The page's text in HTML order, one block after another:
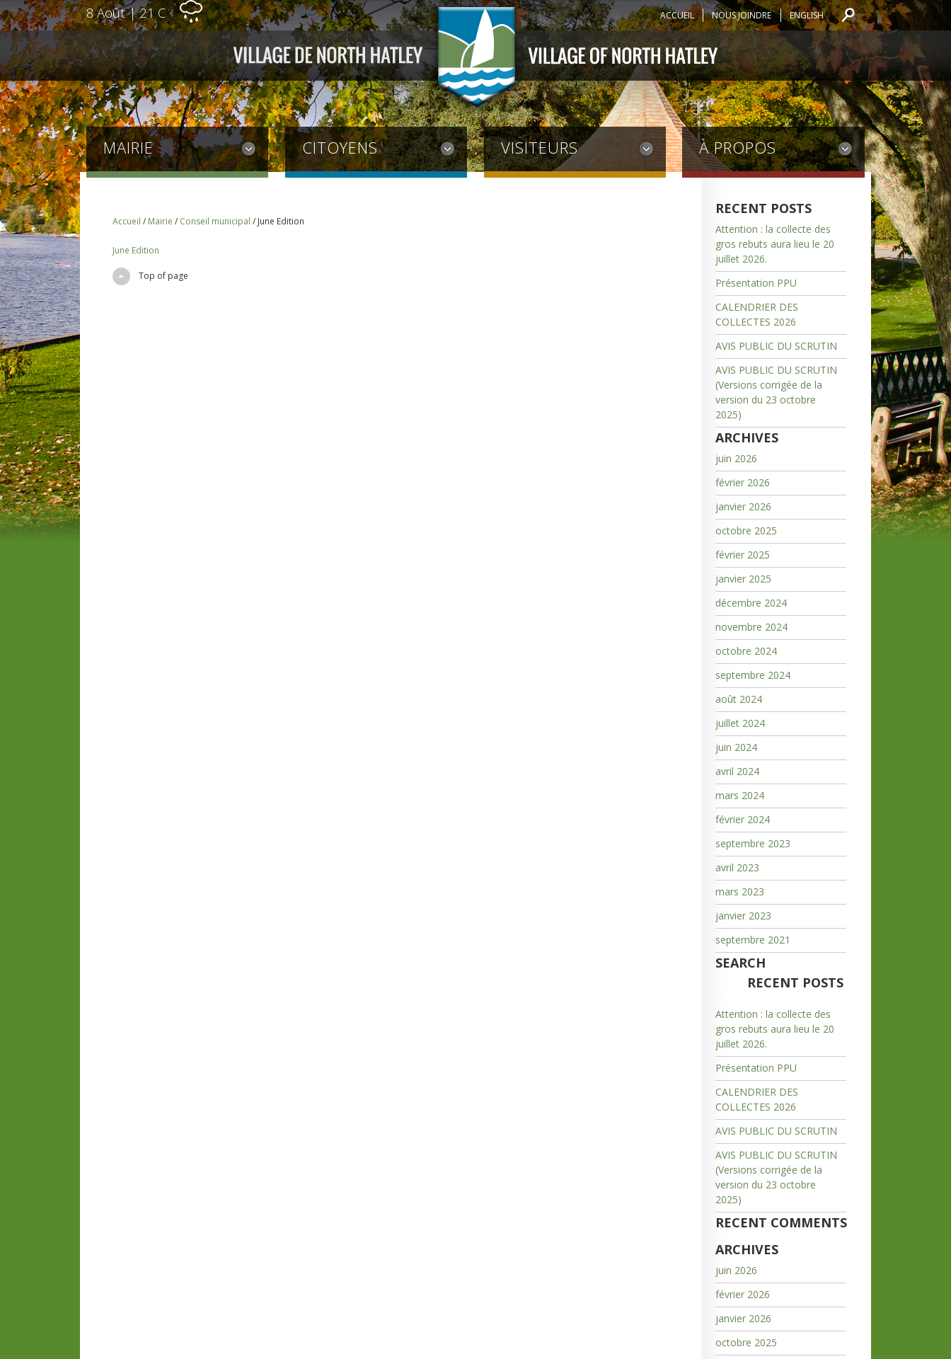
8 Août | 21 C ACCUEIL NOUS JOINDRE ENGLISH
MAIRIE CITOYENS VISITEURS À PROPOS
Accueil / Mairie / Conseil municipal / June Edition
June Edition
Top of page
RECENT POSTS
Attention : la collecte des
gros rebuts aura lieu le 20
juillet 2026.
Présentation PPU
CALENDRIER DES
COLLECTES 2026
AVIS PUBLIC DU SCRUTIN
AVIS PUBLIC DU SCRUTIN
(Versions corrigée de la
version du 23 octobre
2025)
ARCHIVES
juin 2026
février 2026
janvier 2026
octobre 2025
février 2025
janvier 2025
décembre 2024
novembre 2024
octobre 2024
septembre 2024
août 2024
juillet 2024
juin 2024
avril 2024
mars 2024
février 2024
septembre 2023
avril 2023
mars 2023
janvier 2023
septembre 2021
SEARCH
RECENT POSTS
Attention : la collecte des
gros rebuts aura lieu le 20
juillet 2026.
Présentation PPU
CALENDRIER DES
COLLECTES 2026
AVIS PUBLIC DU SCRUTIN
AVIS PUBLIC DU SCRUTIN
(Versions corrigée de la
version du 23 octobre
2025)
RECENT COMMENTS
ARCHIVES
juin 2026
février 2026
janvier 2026
octobre 2025